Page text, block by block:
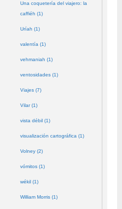
Una coquetería del viajero: la
caffiéh (1)
Uríah (1)
valentía (1)
vehmaniah (1)
ventosidades (1)
Viajes (7)
Vilar (1)
vista débil (1)
visualización cartográfica (1)
Volney (2)
vómitos (1)
wékil (1)
William Morris (1)